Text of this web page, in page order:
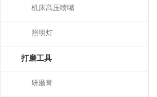
机床高压喷嘴
照明灯
打磨工具
研磨膏